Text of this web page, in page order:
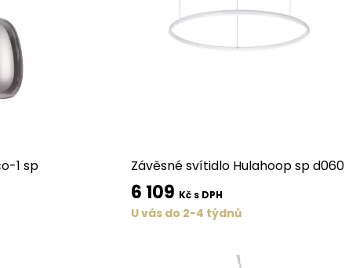
1 sp Závěsné svítidlo Hulahoop sp d060
6 109 Kč s DPH
U vás do 2-4 týdnů